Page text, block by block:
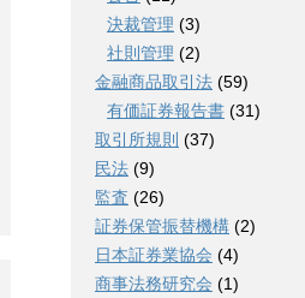
決裁管理 (3)
社則管理 (2)
金融商品取引法 (59)
有価証券報告書 (31)
取引所規則 (37)
民法 (9)
監査 (26)
証券保管振替機構 (2)
日本証券業協会 (4)
商事法務研究会 (1)